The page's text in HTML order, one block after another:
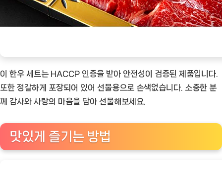
이 한우 세트는 HACCP 인증을 받아 안전성이 검증된 제품입니다.
또한 정갈하게 포장되어 있어 선물용으로 손색없습니다. 소중한 분
께 감사와 사랑의 마음을 담아 선물해보세요.
맛있게 즐기는 방법